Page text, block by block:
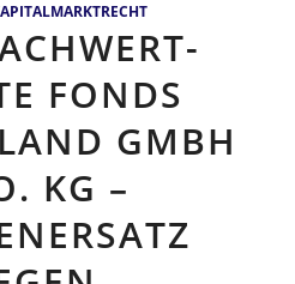
FONDS
GMBH
KG –